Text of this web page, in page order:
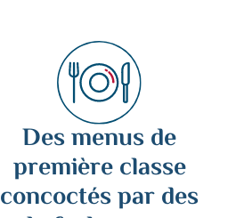
Des menus de
première classe
concoctés par des